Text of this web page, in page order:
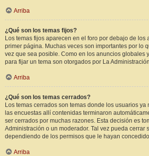
Arriba
¿Qué son los temas fijos?
Los temas fijos aparecen en el foro por debajo de los
primer página. Muchas veces son importantes por lo
vez que sea posible. Como en los anuncios globales
para fijar un tema son otorgados por La
Arriba
¿Qué son los temas cerrados?
Los temas cerrados son temas donde los usuarios
las encuestas allí contenidas terminaron
ser cerrados por muchas razones. Esta decisión es
Administración o un moderador. Tal vez pueda cerrar
dependiendo de los permisos que le hayan
Arriba